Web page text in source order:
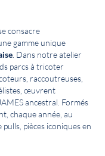
consacre
gamme unique
. Dans notre atelier
parcs à tricoter
raccoutreuses,
œuvrent
ancestral. Formés
chaque année, au
pièces iconiques en